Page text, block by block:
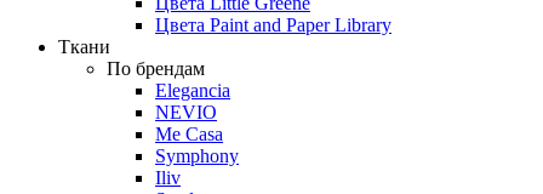
Цвета Paint and Paper Library
Ткани
По брендам
Elegancia
NEVIO
Me Casa
Symphony
Iliv